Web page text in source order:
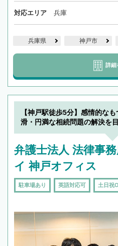
対応エリア 兵庫
兵庫県 神戸市
詳細
【神戸駅徒歩5分】感情的な
滑・円満な相続問題の解決を
弁護士法人 法律事
イ 神戸オフィス
駐車場あり 英語対応可 土日祝